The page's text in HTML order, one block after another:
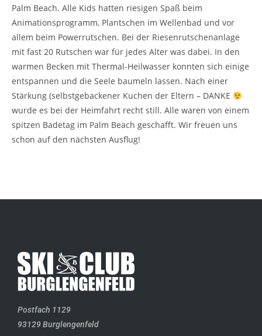
Palm Beach. Alle Kids hatten riesigen Spaß beim
Animationsprogramm, Plantschen im Wellenbad und vor
allem beim Powerrutschen. Bei der Riesenrutschenanlage
mit fast 20 Rutschen war für jedes Alter was dabei. In den
warmen Becken mit Thermal-Heilwasser konnten sich einige
entspannen und die Seele baumeln lassen. Nach einer
Stärkung (selbstgebackener Kuchen der Eltern – DANKE
wurde es bei der Heimfahrt recht still. Alle waren von einem
spitzen Badetag im Palm Beach geschafft. Wir freuen uns
schon auf den nächsten Ausflug!
Postfach 1129
93129 Burglengenfeld